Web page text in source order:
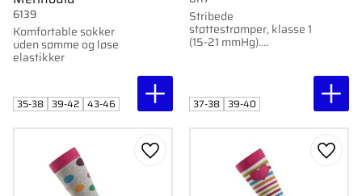
Komfortable sokker
uden sømme og løse
elastikker
6139
35-38 39-42 43-46
Stribede
støttestrømper, klasse 1
(15-21 mmHg).
ældre.
37-38 39-40
Gem som favorit Gem